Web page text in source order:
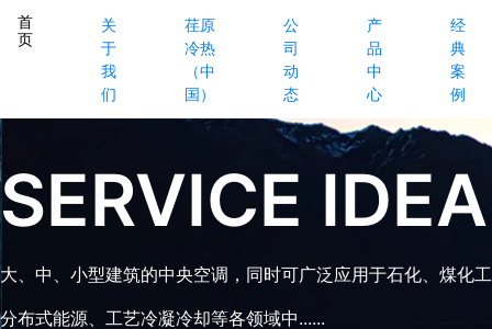
首
页
关
于
我
们
荏原
冷热
（中
国）
公
司
动
态
产
品
中
心
经
典
案
例
SERVICE IDEA
大、中、小型建筑的中央空调，同时可广泛应用于石化、煤化
分布式能源、工艺冷凝冷却等各领域中......